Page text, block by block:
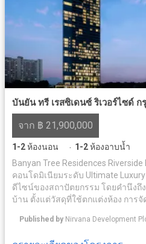
บันยัน ทรี เรสซิเดนซ์ ริเวอร์ไซด์ ก
จาก ฿ 21,900,000
1-2ห้องนอน · 1-2ห้องอาบน้ำ
Banyan Tree Residences
คอนโดมิเนียมระดับ Ultimate
ดีไซน์ของสถาปัตยกรรม โดยคำนึงถึ
บ้าน ตั้งแต่วัสดุที่ใช้ตกแต่งห้อง การ
เก่าอันเงียบสงบ ภายใต้แนวคิด The
Published by Nirvana Development